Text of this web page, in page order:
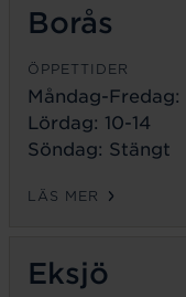
Borås
ÖPPETTIDER
Måndag-Fredag:
Lördag: 10-14
Söndag: Stängt
LÄS MER
Eksjö